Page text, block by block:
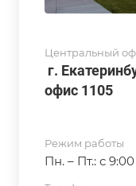
Центральный
г.
офис 1105
Режим работы
Пн. – Пт.: с